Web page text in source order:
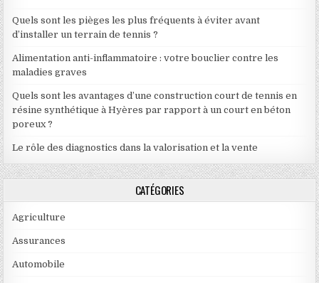
Quels sont les pièges les plus fréquents à éviter avant
d’installer un terrain de tennis ?
Alimentation anti-inflammatoire : votre bouclier contre les
maladies graves
Quels sont les avantages d’une construction court de tennis en
résine synthétique à Hyères par rapport à un court en béton
poreux ?
Le rôle des diagnostics dans la valorisation et la vente
CATÉGORIES
Agriculture
Assurances
Automobile